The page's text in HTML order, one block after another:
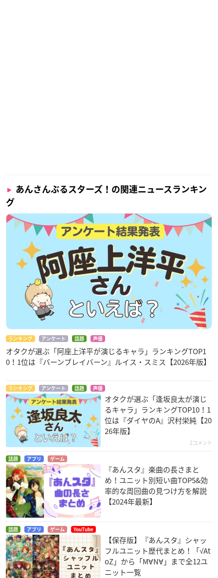
あんさんぶるスターズ！の関連ニュースランキン
グ
ランキング アンケート 話題 声優
オタクが選ぶ「阿座上洋平が演じるキャラ」ランキングTOP1
0！1位は『バーンブレイバーン』ルイス・スミス【2026年版】
ランキング アンケート 話題 声優
オタクが選ぶ「逢坂良太が演じ
るキャラ」ランキングTOP10！1
位は『ダイヤのA』沢村栄純【20
26年版】
2コメント
話題 アプリ ゲーム
『あんスタ』楽曲の長さまと
め！ユニット別短い曲TOP5&効
率的な周回曲の見つけ方を解説
【2024年最新】
話題 アプリ ゲーム YouTube
【保存版】『あんスタ』シャッ
フルユニット歴代まとめ！「√At
oZ」から「M∀N∀」まで全12ユ
ニット一覧